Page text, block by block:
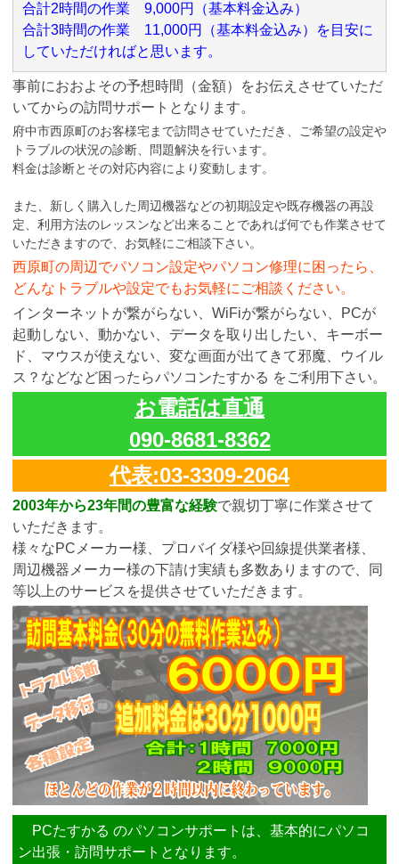
合計2時間の作業 9,000円（基本料金込み）
合計3時間の作業 11,000円（基本料金込み）を目安に
していただければと思います。
事前におおよその予想時間（金額）をお伝えさせていただ
いてからの訪問サポートとなります。
府中市西原町のお客様宅まで訪問させていただき、ご希望の設定や
トラブルの状況の診断、問題解決を行います。
料金は診断とその対応内容により変動します。
また、新しく購入した周辺機器などの初期設定や既存機器の再設
定、利用方法のレッスンなど出来ることであれば何でも作業させて
いただきますので、お気軽にご相談下さい。
西原町の周辺でパソコン設定やパソコン修理に困ったら、
どんなトラブルや設定でもお気軽にご相談ください。
インターネットが繋がらない、WiFiが繋がらない、PCが
起動しない、動かない、データを取り出したい、キーボー
ド、マウスが使えない、変な画面が出てきて邪魔、ウイル
ス？などなど困ったらパソコンたすかる をご利用下さい。
お電話は直通
090-8681-8362
代表:03-3309-2064
2003年から23年間の豊富な経験で親切丁寧に作業させて
いただきます。
様々なPCメーカー様、プロバイダ様や回線提供業者様、
周辺機器メーカー様の下請け実績も多数ありますので、同
等以上のサービスを提供させていただきます。
PCたすかる のパソコンサポートは、基本的にパソコ
ン出張・訪問サポートとなります。